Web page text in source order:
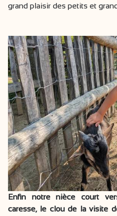
grand plaisir des petits et
Enfin notre nièce court
caresse, le clou de la visite